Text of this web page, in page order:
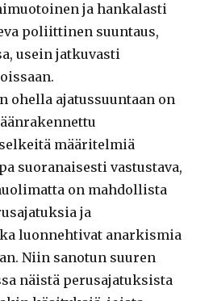
ja hankalasti
poliittinen suuntaus,
usein jatkuvasti
ohella ajatussuuntaan on
määritelmiä
suoranaisesti vastustava,
on mahdollista
ja
luonnehtivat anarkismia
Niin sanotun suuren
näistä perusajatuksista